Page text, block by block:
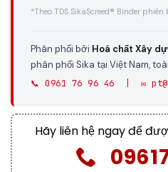
*Theo TDS SikaScreed® Binder
Phân phối bởi Hoá chất Xây
phân phối Sika tại Việt Nam,
📞 0961 76 96 46 | ✉️
Hãy liên hệ ngay để